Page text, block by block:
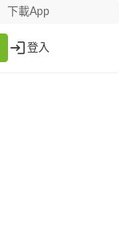
下載App
登入